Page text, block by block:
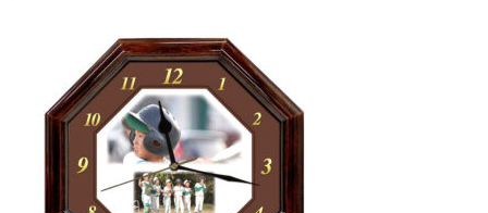
カード付フォトフレームクロック(集合)
目覚まし時計(集合＋個別)
メロディ時計(集合)
音声時計(集合)